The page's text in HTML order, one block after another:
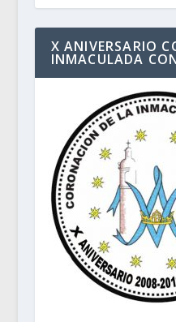
X ANIVERSARIO
INMACULADA